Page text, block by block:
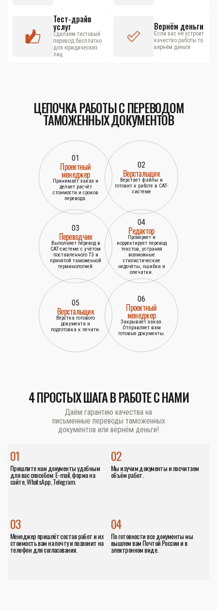
Тест-драйв
услуг
Сделаем тестовый
перевод бесплатно
для юридических
лиц
Вернём деньги
Если вас не устроит
качество работы то
вернём деньги
ЦЕПОЧКА РАБОТЫ С ПЕРЕВОДОМ
ТАМОЖЕННЫХ ДОКУМЕНТОВ
01
Проектный
менеджер
Принимает заказ и
делает расчёт
стоимости и сроков
перевода.
02
Верстальщик
Верстает файлы и
готовит к работе в САТ-
системе
03
Переводчик
Выполняет перевод в
САТ-системе с учётом
поставленного ТЗ и
принятой таможенной
терминологией.
04
Редактор
Проверяет и
корректирует перевод
текстов, устраняя
возможные
стилистические
недочёты, ошибки и
опечатки.
05
Верстальщик
Вёрстка готового
документа и
подготовка к печати.
06
Проектный
менеджер
Закрывает заказ.
Отправляет вам
готовые документы.
4 ПРОСТЫХ ШАГА В РАБОТЕ С НАМИ
Даём гарантию качества на
письменные переводы таможенных
документов или вернём деньги!
01
Пришлите нам документы удобным
для вас способом: E-mail, форма на
сайте, WhatsApp, Telegram.
02
Мы изучим документы и посчитаем
объём работ.
04
По готовности все документы мы
вышлем вам Почтой России и в
электронном виде.
03
Менеджер пришлёт состав работ и их
стоимость вам на почту и позвонит на
телефон для согласования.